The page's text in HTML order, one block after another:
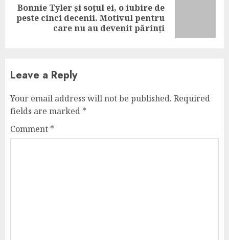
Next
Bonnie Tyler și soțul ei, o iubire de
peste cinci decenii. Motivul pentru
care nu au devenit părinți
Leave a Reply
Your email address will not be published. Required
fields are marked *
Comment *